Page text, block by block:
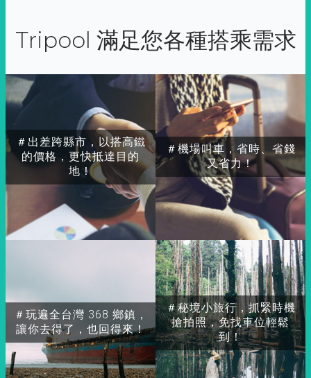
Tripool 滿足您各種搭乘需求
＃出差跨縣市，以搭高鐵
的價格，更快抵達目的
地！
＃玩遍全台灣 368 鄉鎮，
讓你去得了，也回得來！
＃秘境小旅行，抓緊時機
搶拍照，免找車位輕鬆
到！
＃機場叫車，省時、省錢
又省力！